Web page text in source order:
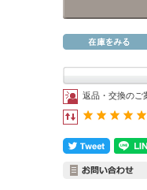
返品・交換のご